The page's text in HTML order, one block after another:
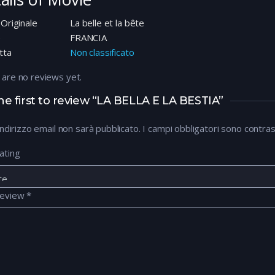
La belle et la bête
FRANCIA
Non classificato
first to review “LA BELLA E LA BESTIA”
email non sarà pubblicato. I campi obbligatori sono
*
no reviews yet.